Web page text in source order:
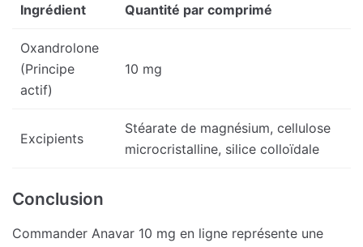
Ingrédient Quantité par comprimé
Oxandrolone
(Principe
actif)
10 mg
Excipients
Stéarate de magnésium, cellulose
microcristalline, silice colloïdale
Conclusion
Commander Anavar 10 mg en ligne représente une